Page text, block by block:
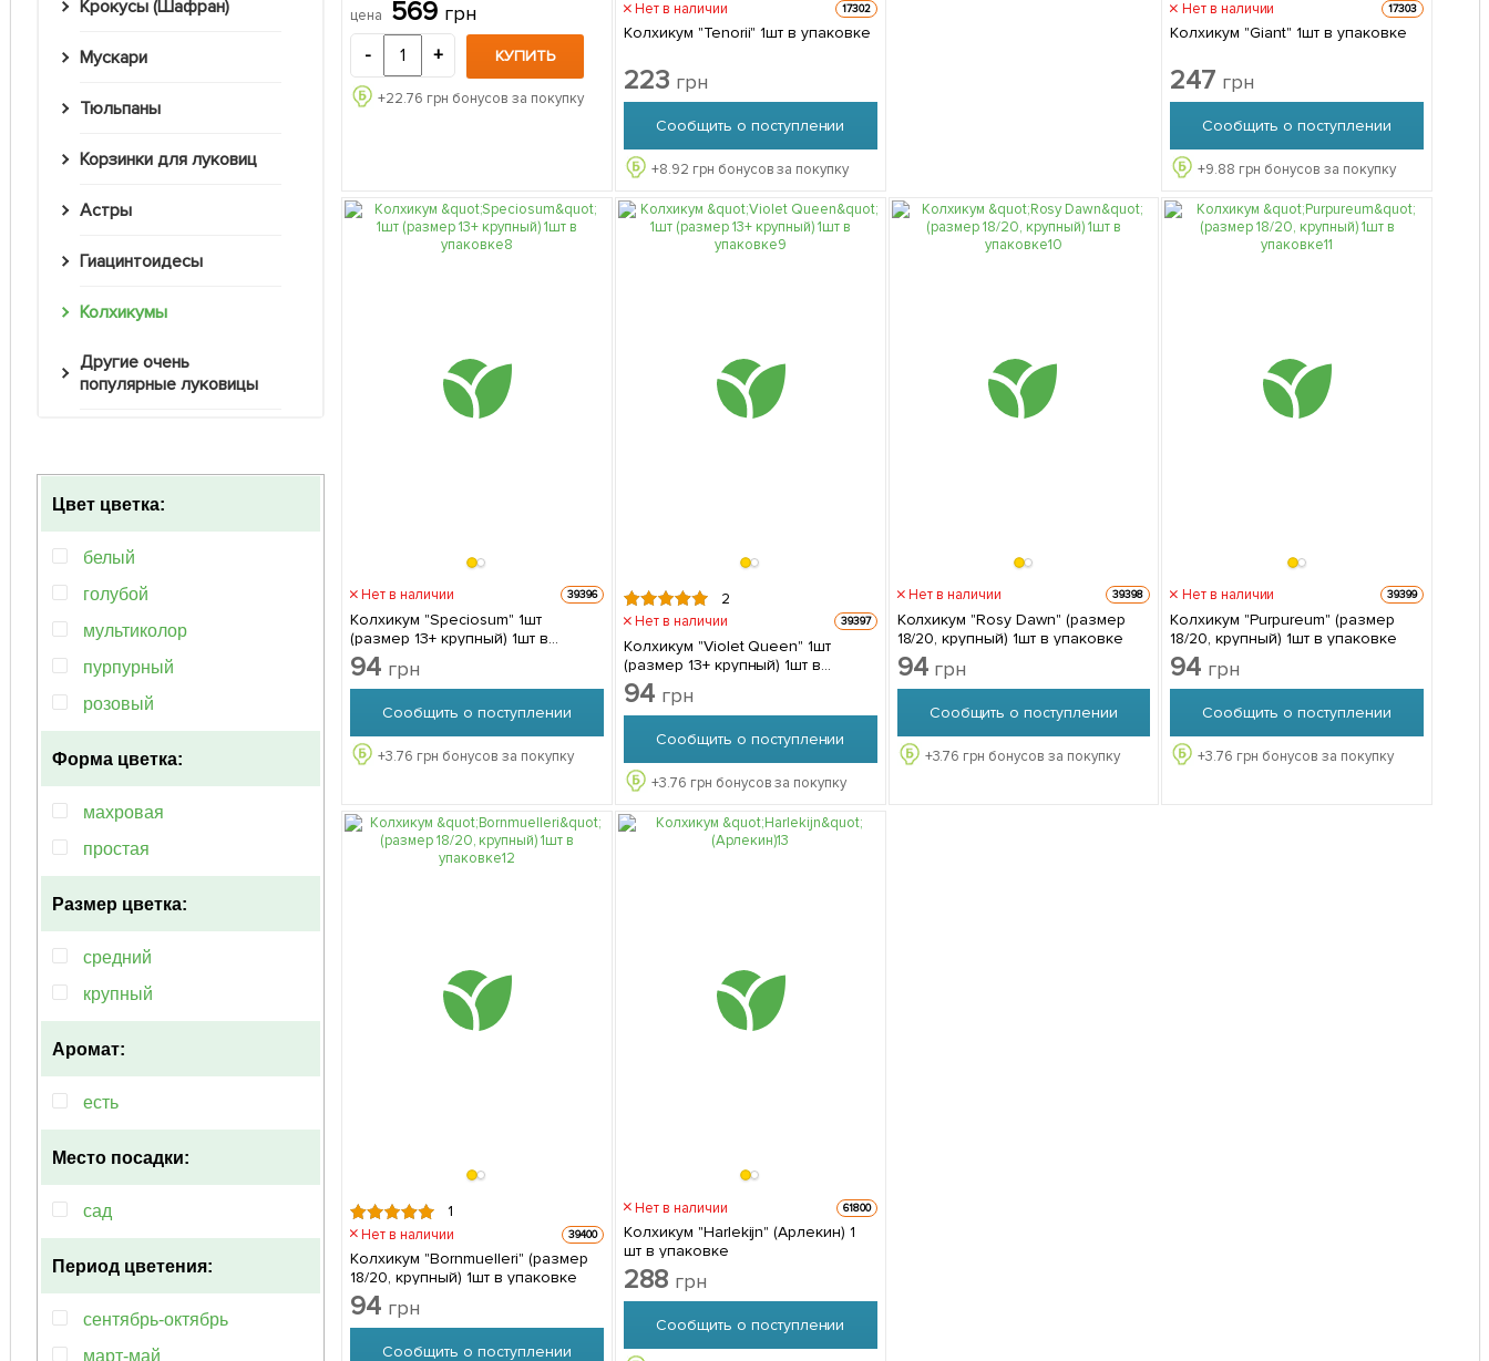
Крокусы (Шафран)
Мускари
Тюльпаны
Корзинки для луковиц
Астры
Гиацинтоидесы
Колхикумы
Другие очень
популярные луковицы
Цвет цветка:
белый
голубой
мультиколор
пурпурный
розовый
Форма цветка:
махровая
простая
Размер цветка:
средний
крупный
Аромат:
есть
Место посадки:
сад
Период цветения:
сентябрь-октябрь
март-май
цена 569 грн
- + КУПИТЬ
+22.76 грн бонусов за покупку
Нет в наличии 17302
Колхикум "Tenorii" 1шт в упаковке
223 грн
Сообщить о поступлении
+8.92 грн бонусов за покупку
Нет в наличии 17303
Колхикум "Giant" 1шт в упаковке
247 грн
Сообщить о поступлении
+9.88 грн бонусов за покупку
Нет в наличии 39396
Колхикум "Speciosum" 1шт
(размер 13+ крупный) 1шт в
упаковке
94 грн
Сообщить о поступлении
+3.76 грн бонусов за покупку
2
Нет в наличии 39397
Колхикум "Violet Queen" 1шт
(размер 13+ крупный) 1шт в
упаковке
94 грн
Сообщить о поступлении
+3.76 грн бонусов за покупку
Нет в наличии 39398
Колхикум "Rosy Dawn" (размер
18/20, крупный) 1шт в упаковке
94 грн
Сообщить о поступлении
+3.76 грн бонусов за покупку
Нет в наличии 39399
Колхикум "Purpureum" (размер
18/20, крупный) 1шт в упаковке
94 грн
Сообщить о поступлении
+3.76 грн бонусов за покупку
1
Нет в наличии 39400
Колхикум "Bornmuelleri" (размер
18/20, крупный) 1шт в упаковке
94 грн
Сообщить о поступлении
Нет в наличии 61800
Колхикум "Harlekijn" (Арлекин) 1
шт в упаковке
288 грн
Сообщить о поступлении